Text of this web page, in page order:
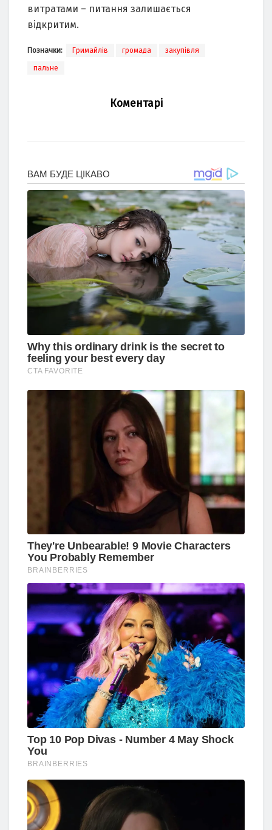
витратами – питання залишається
відкритим.
Позначки: Гримайлів громада закупівля
пальне
Коментарі